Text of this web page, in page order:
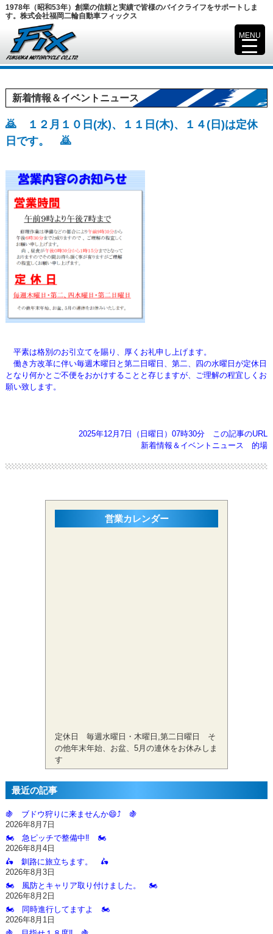
1978年（昭和53年）創業の信頼と実績で皆様のバイクライフをサポートしま
す。株式会社福岡二輪自動車フィックス
新着情報＆イベントニュース
🙇 １２月１０日(水)、１１日(木)、１４(日)は定休
日です。 🙇
平素は格別のお引立てを賜り、厚くお礼申し上げます。
働き方改革に伴い毎週木曜日と第二日曜日、第二、四の水曜日が定休日
となり何かとご不便をおかけすることと存じますが、ご理解の程宜しくお
願い致します。
2025年12月7日（日曜日）07時30分
この記事のURL
新着情報＆イベントニュース
的場
営業カレンダー
定休日 毎週水曜日・木曜日,第二日曜日 そ
の他年末年始、お盆、5月の連休をお休みしま
す
最近の記事
🍇 ブドウ狩りに来ませんか😄⤴️ 🍇
2026年8月7日
🏍️ 急ピッチで整備中‼️ 🏍️
2026年8月4日
🛵 釧路に旅立ちます。 🛵
2026年8月3日
🏍️ 風防とキャリア取り付けました。 🏍️
2026年8月2日
🏍️ 同時進行してますよ 🏍️
2026年8月1日
MENU
▼